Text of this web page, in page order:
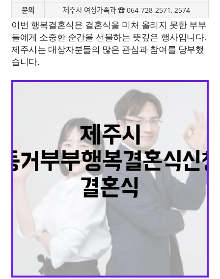
문의
제주시 여성가족과 ☎ 064-728-2571, 2574
이번 행복결혼식은 결혼식을 미처 올리지 못한 부부
들에게 소중한 순간을 선물하는 뜻깊은 행사입니다.
제주시는 대상자분들의 많은 관심과 참여를 당부했
습니다.